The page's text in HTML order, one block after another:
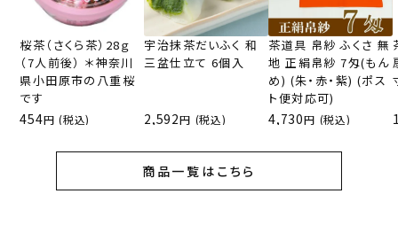
桜茶（さくら茶）28ｇ
（7人前後） ＊神奈川
県小田原市の八重桜
です
454 (税込)
宇治抹茶だいふく 和
三盆仕立て 6個入
2,592 (税込)
茶道具 帛紗 ふくさ 無
地 正絹帛紗 7匁(もん
め) (朱・赤・紫) (ポス
ト便対応可)
4,730 (税込)
商品一覧はこちら